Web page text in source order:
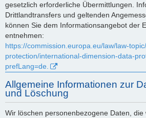
gesetzlich erforderliche Übermittlungen.
Drittlandtransfers und geltenden
können Sie dem Informationsangebot der
entnehmen:
https://commission.europa.eu/law/law-
protection/international-dimension-data-
prefLang=de.
Allgemeine Informationen zur
und Löschung
Wir löschen personenbezogene Daten,